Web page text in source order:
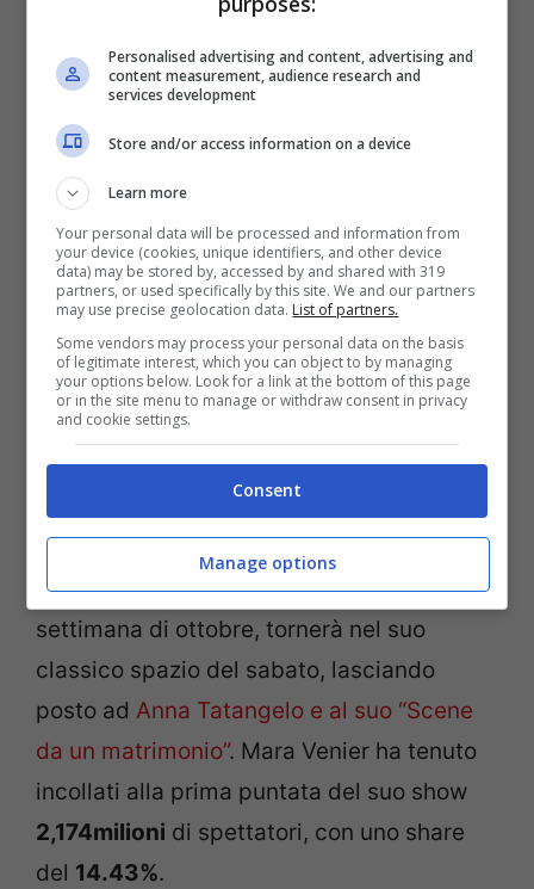
Amici di Maria De Filippi logo (Fonte Facebook)
E dai dati riportati dal portale
evince ancora unavittoria di Mediasetnei
confronti della
. Una supremazia attesa,
per un dualismo che ha però le ore
contate. Si, perché Amici, dalla prima
settimana di ottobre, tornerà nel suo
classico spazio del sabato, lasciando
posto ad Anna Tatangelo e al suo “Scene
da un matrimonio”. Mara Venier ha tenuto
incollati alla prima puntata del suo show
2,174milioni di spettatori, con uno share
del 14.43%.
Personalised advertising and content, advertising and
content measurement, audience research and
services development
Store and/or access information on a device
Learn more
Your personal data will be processed and information from
your device (cookies, unique identifiers, and other device
data) may be stored by, accessed by and shared with 319
partners, or used specifically by this site. We and our partners
may use precise geolocation data. List of partners.
Some vendors may process your personal data on the basis
of legitimate interest, which you can object to by managing
your options below. Look for a link at the bottom of this page
or in the site menu to manage or withdraw consent in privacy
and cookie settings.
Consent
Manage options